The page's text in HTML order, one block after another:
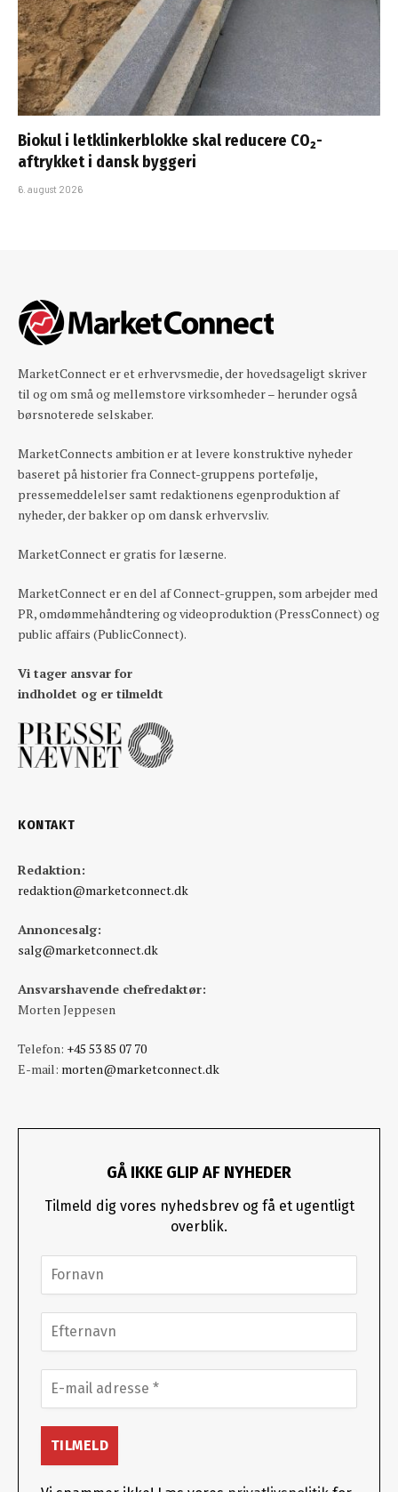
Biokul i letklinkerblokke skal reducere CO₂-
aftrykket i dansk byggeri
6. august 2026
MarketConnect er et erhvervsmedie, der hovedsageligt skriver
til og om små og mellemstore virksomheder – herunder også
børsnoterede selskaber.
MarketConnects ambition er at levere konstruktive nyheder
baseret på historier fra Connect-gruppens portefølje,
pressemeddelelser samt redaktionens egenproduktion af
nyheder, der bakker op om dansk erhvervsliv.
MarketConnect er gratis for læserne.
MarketConnect er en del af Connect-gruppen, som arbejder med
PR, omdømmehåndtering og videoproduktion (PressConnect) og
public affairs (PublicConnect).
Vi tager ansvar for
indholdet og er tilmeldt
KONTAKT
Redaktion:
redaktion@marketconnect.dk
Annoncesalg:
salg@marketconnect.dk
Ansvarshavende chefredaktør:
Morten Jeppesen
Telefon: +45 53 85 07 70
E-mail: morten@marketconnect.dk
GÅ IKKE GLIP AF NYHEDER
Tilmeld dig vores nyhedsbrev og få et ugentligt
overblik.